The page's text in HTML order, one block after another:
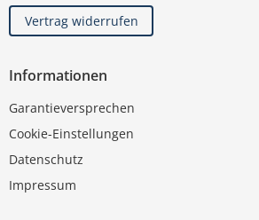
Vertrag widerrufen
Informationen
Garantieversprechen
Cookie-Einstellungen
Datenschutz
Impressum